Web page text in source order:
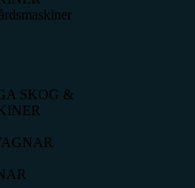
SKOG &